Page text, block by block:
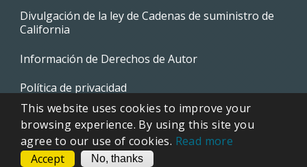
Divulgación de la ley de Cadenas de suministro de
California
Información de Derechos de Autor
Política de privacidad
EVAPCO Promotional Merchandise
This website uses cookies to improve your
browsing experience. By using this site you
agree to our use of cookies. Read more
Accept
No, thanks